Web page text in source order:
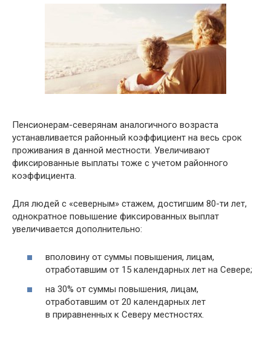
Пенсионерам-северянам аналогичного возраста
устанавливается районный коэффициент на весь срок
проживания в данной местности. Увеличивают
фиксированные выплаты тоже с учетом районного
коэффициента.
Для людей с «северным» стажем, достигшим 80-ти лет,
однократное повышение фиксированных выплат
увеличивается дополнительно:
вполовину от суммы повышения, лицам,
отработавшим от 15 календарных лет на Севере;
на 30% от суммы повышения, лицам,
отработавшим от 20 календарных лет
в приравненных к Северу местностях.